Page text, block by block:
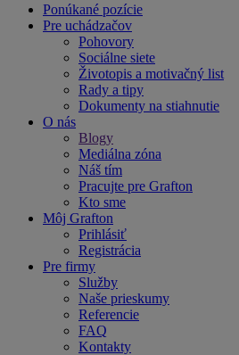
Ponúkané pozície
Pre uchádzačov
Pohovory
Sociálne siete
Životopis a motivačný list
Rady a tipy
Dokumenty na stiahnutie
O nás
Blogy
Mediálna zóna
Náš tím
Pracujte pre Grafton
Kto sme
Môj Grafton
Prihlásiť
Registrácia
Pre firmy
Služby
Naše prieskumy
Referencie
FAQ
Kontakty